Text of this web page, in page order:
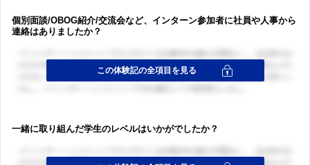
個別面談/OBOG紹介/交流会など、インターン参加者に社員や人事から
連絡はありましたか？
一緒に取り組んだ学生のレベルはいかがでしたか？